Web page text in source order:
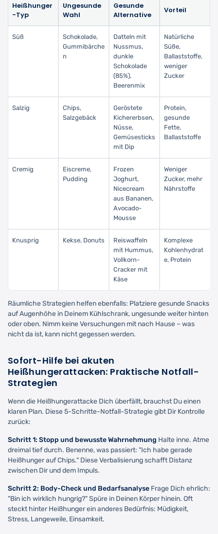
Heißhunger
-Typ
Ungesunde
Wahl
Gesunde
Alternative
Vorteil
Süß
Schokolade,
Gummibärche
n
Datteln mit
Nussmus,
dunkle
Schokolade
(85%),
Beerenmix
Natürliche
Süße,
Ballaststoffe,
weniger
Zucker
Salzig
Chips,
Salzgebäck
Geröstete
Kichererbsen,
Nüsse,
Gemüsesticks
mit Dip
Protein,
gesunde
Fette,
Ballaststoffe
Cremig
Eiscreme,
Pudding
Frozen
Joghurt,
Nicecream
aus Bananen,
Avocado-
Mousse
Weniger
Zucker, mehr
Nährstoffe
Knusprig Kekse, Donuts
Reiswaffeln
mit Hummus,
Vollkorn-
Cracker mit
Käse
Komplexe
Kohlenhydrat
e, Protein
Räumliche Strategien helfen ebenfalls: Platziere gesunde Snacks
auf Augenhöhe in Deinem Kühlschrank, ungesunde weiter hinten
oder oben. Nimm keine Versuchungen mit nach Hause – was
nicht da ist, kann nicht gegessen werden.
Sofort-Hilfe bei akuten
Heißhungerattacken: Praktische Notfall-
Strategien
Wenn die Heißhungerattacke Dich überfällt, brauchst Du einen
klaren Plan. Diese 5-Schritte-Notfall-Strategie gibt Dir Kontrolle
zurück:
Schritt 1: Stopp und bewusste Wahrnehmung Halte inne. Atme
dreimal tief durch. Benenne, was passiert: "Ich habe gerade
Heißhunger auf Chips." Diese Verbalisierung schafft Distanz
zwischen Dir und dem Impuls.
Schritt 2: Body-Check und Bedarfsanalyse Frage Dich ehrlich:
"Bin ich wirklich hungrig?" Spüre in Deinen Körper hinein. Oft
steckt hinter Heißhunger ein anderes Bedürfnis: Müdigkeit,
Stress, Langeweile, Einsamkeit.